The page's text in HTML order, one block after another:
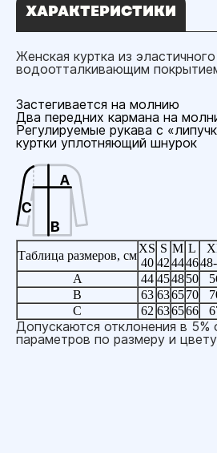
ХАРАКТЕРИСТИКИ
Женская куртка из
водоотталкивающим
Застегивается на молнию
Два передних кармана на
Регулируемые рукава с
куртки уплотняющий шнурок
Таблица размеров, см
XS
40
S
42
M
44
L
46
A
44 454850
B
63 636570
C
62 636566
Допускаются отклонения в 5%
параметров по размеру и